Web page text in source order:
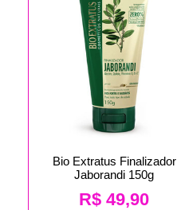
Bio Extratus Finalizador
Jaborandi 150g
R$ 49,90